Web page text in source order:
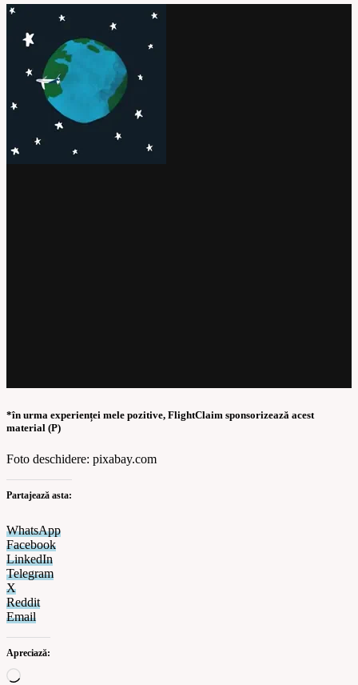
*în urma experienței mele pozitive, FlightClaim sponsorizează acest
material (P)
Foto deschidere: pixabay.com
Partajează asta:
WhatsApp
Facebook
LinkedIn
Telegram
X
Reddit
Email
Apreciază: